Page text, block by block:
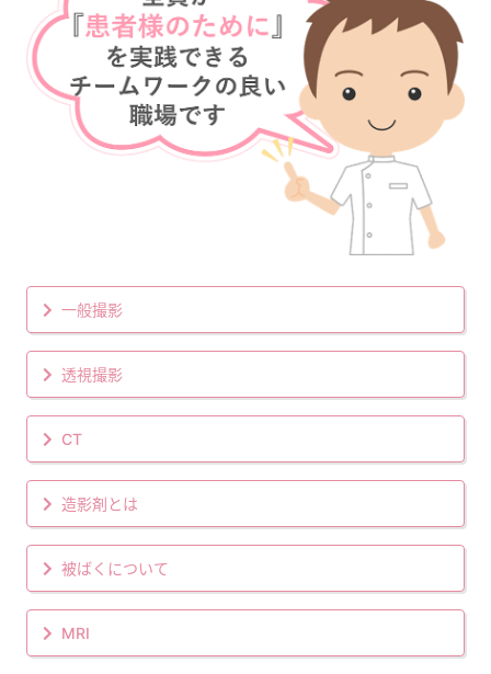
一般撮影
透視撮影
CT
造影剤とは
被ばくについて
MRI